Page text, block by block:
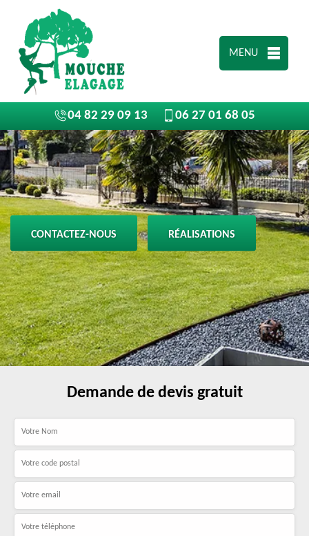
MENU
04 82 29 09 13 06 27 01 68 05
CONTACTEZ-NOUS RÉALISATIONS
Demande de devis gratuit